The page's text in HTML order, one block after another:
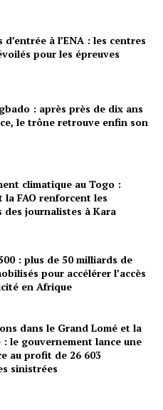
d’entrée à l’ENA : les centres
pour les épreuves
: après près de dix ans
le trône retrouve enfin son
climatique au Togo :
la FAO renforcent les
des journalistes à Kara
: plus de 50 milliards de
pour accélérer l’accès
en Afrique
dans le Grand Lomé et la
le gouvernement lance une
au profit de 26 603
sinistrées